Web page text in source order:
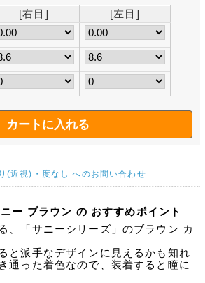
[右目]
[左目]
(近視)・度なし へのお問い合わせ
ー ブラウン の おすすめポイント
、「サニーシリーズ」のブラウン カ
と派手なデザインに見えるかも知れ
通った着色なので、装着すると瞳に